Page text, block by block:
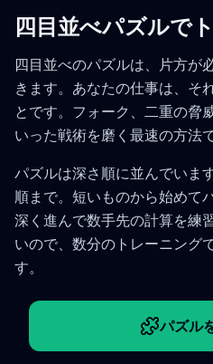
四目並べパズルで
四目並べのパズルは、片方が
きます。あなたの仕事は、そ
とです。フォーク、二重の脅
いった戦術を磨く最速の方法で
パズルは深さ順に並んでいま
順まで。短いものから始めて
深く進んで数手先の計算を練
いので、数分のトレーニング
す。
パズル